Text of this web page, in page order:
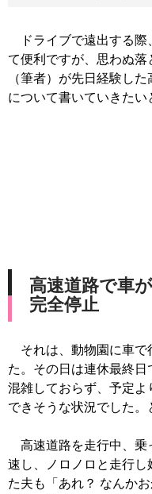
ドライブで遠出する際
て便利ですが、思わぬ
（筆者）が先日経験し
について書いていきたい
高速道路で車
完全停止
それは、動物園に車で
た。その日は連休最終日
混雑しておらず、予定
できそうな状況でした。
高速道路を走行中、乗
速し、ノロノロと走行
た夫も「あれ？ なんか